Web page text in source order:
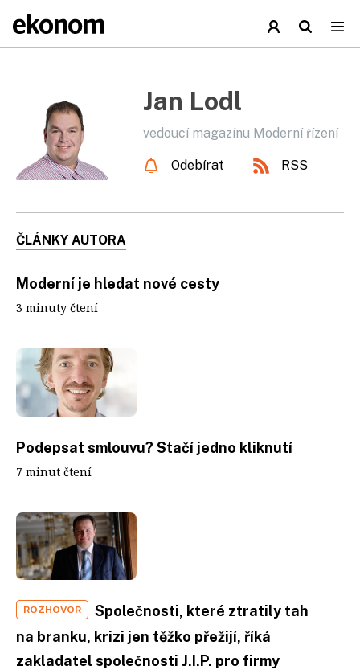
Jan Lodl
vedoucí magazínu Moderní řízení
Odebírat RSS
ČLÁNKY AUTORA
Moderní je hledat nové cesty
3 minuty čtení
Podepsat smlouvu? Stačí jedno kliknutí
7 minut čtení
ROZHOVOR
Společnosti, které ztratily tah
na branku, krizi jen těžko přežijí, říká
zakladatel společnosti J.I.P. pro firmy